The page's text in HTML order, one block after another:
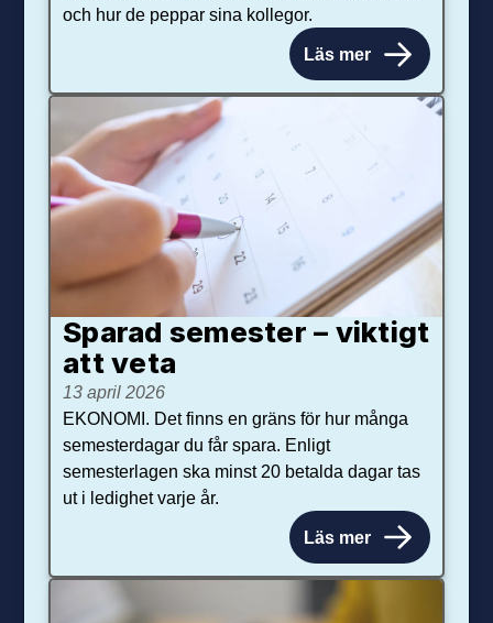
och hur de peppar sina kollegor.
Läs mer
Sparad semester – viktigt
att veta
13 april 2026
EKONOMI. Det finns en gräns för hur många
semesterdagar du får spara. Enligt
semesterlagen ska minst 20 betalda dagar tas
ut i ledighet varje år.
Läs mer